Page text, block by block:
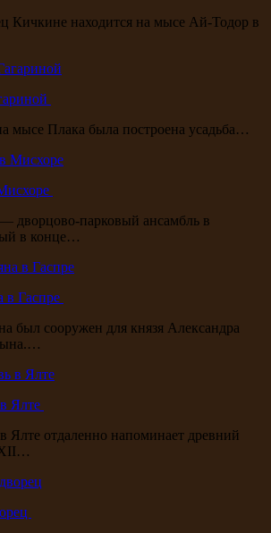
Кичкине находится на мысе Ай-Тодор в
мысе Плака была построена усадьба…
дворцово-парковый ансамбль в
в конце…
в Гаспре
был сооружен для князя Александра
Ялте
Ялте отдаленно напоминает древний